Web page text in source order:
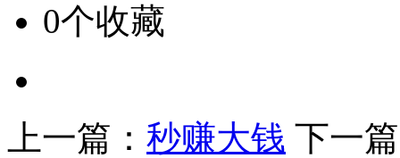
0个收藏
上一篇： 秒赚大钱 下一